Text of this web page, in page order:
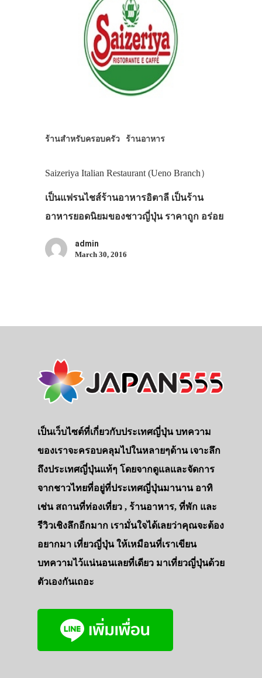
ร้านสำหรับครอบครัว ร้านอาหาร
Saizeriya Italian Restaurant (Ueno Branch）
เป็นแฟรนไชส์ร้านอาหารอิตาลี เป็นร้าน
อาหารยอดนิยมของชาวญี่ปุ่น ราคาถูก อร่อย
admin
March 30, 2016
เป็นเว็บไซต์ที่เกี่ยวกับประเทศญี่ปุ่น บทความ
ของเราจะครอบคลุมไปในหลายๆด้าน เจาะลึก
ถึงประเทศญี่ปุ่นแท้ๆ โดยจากดูแลและจัดการ
จากชาวไทยที่อยู่ที่ประเทศญี่ปุ่นมานาน อาทิ
เช่น สถานที่ท่องเที่ยว , ร้านอาหาร, ที่พัก และ
รีวิวเชิงลึกอีกมาก เรามั่นใจได้เลยว่าคุณจะต้อง
อยากมา เที่ยวญี่ปุ่น ให้เหมือนที่เราเขียน
บทความไว้แน่นอนเลยที่เดียว มาเที่ยวญี่ปุ่นด้วย
ตัวเองกันเถอะ